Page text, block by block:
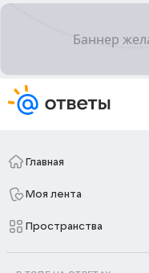
Главная
Моя лента
Пространства